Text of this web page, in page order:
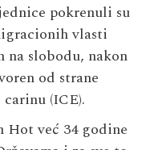
pokrenuli su
vlasti
na slobodu, nakon
od strane
(ICE).
Hot već 34 godine